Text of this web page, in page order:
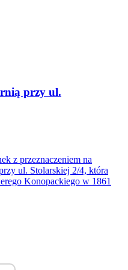
przy ul.
z przeznaczeniem na
ul. Stolarskiej 2/4, która
Konopackiego w 1861